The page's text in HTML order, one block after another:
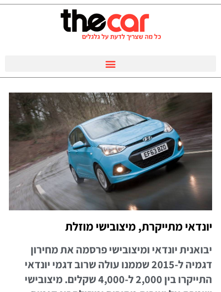
יונדאי מתייקרת, מיצובישי מוזלת
יבואנית יונדאי ומיצובישי פרסמה את מחירון
דגמיה ל-2015 שממנו עולה שרוב דגמי יונדאי
התייקרו בין 2,000 ל-4,000 שקלים. מיצובישי